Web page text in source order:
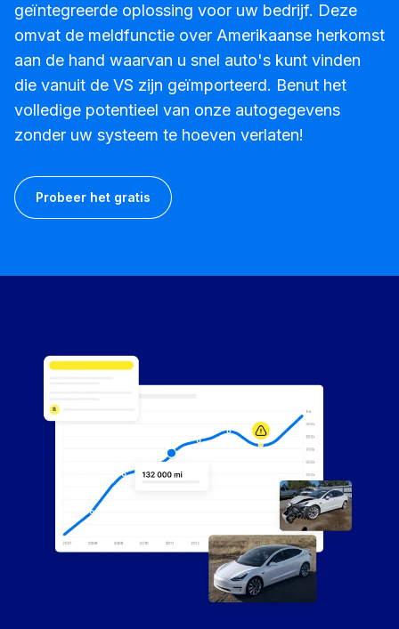
geïntegreerde oplossing voor uw bedrijf. Deze
omvat de meldfunctie over Amerikaanse herkomst
aan de hand waarvan u snel auto's kunt vinden
die vanuit de VS zijn geïmporteerd. Benut het
volledige potentieel van onze autogegevens
zonder uw systeem te hoeven verlaten!
Probeer het gratis